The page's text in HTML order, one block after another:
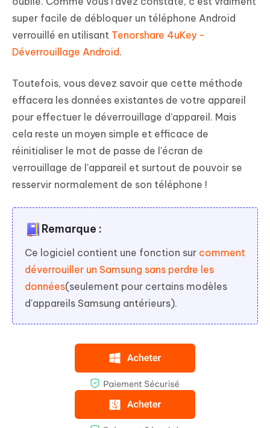
super facile de débloquer un téléphone Android
verrouillé en utilisant Tenorshare 4uKey -
Déverrouillage Android.
Toutefois, vous devez savoir que cette méthode
effacera les données existantes de votre appareil
pour effectuer le déverrouillage d’appareil. Mais
cela reste un moyen simple et efficace de
réinitialiser le mot de passe de l'écran de
verrouillage de l'appareil et surtout de pouvoir se
resservir normalement de son téléphone !
Remarque :
Ce logiciel contient une fonction sur comment
déverrouiller un Samsung sans perdre les
données(seulement pour certains modèles
d'appareils Samsung antérieurs).